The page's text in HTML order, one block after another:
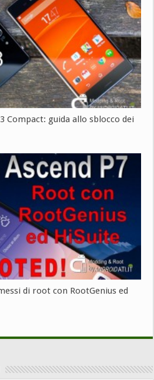
Compact: guida allo sblocco dei
di root con RootGenius ed